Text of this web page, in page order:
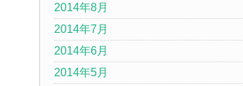
2014年8月
2014年7月
2014年6月
2014年5月